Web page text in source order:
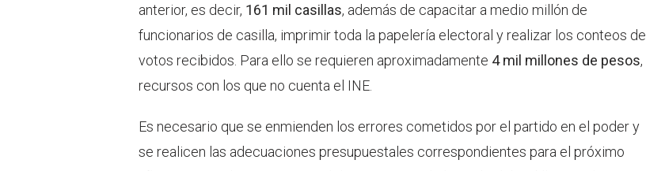
anterior, es decir, 161 mil casillas, además de capacitar a medio millón de
funcionarios de casilla, imprimir toda la papelería electoral y realizar los conteos de
votos recibidos. Para ello se requieren aproximadamente 4 mil millones de pesos,
recursos con los que no cuenta el INE.
Es necesario que se enmienden los errores cometidos por el partido en el poder y
se realicen las adecuaciones presupuestales correspondientes para el próximo